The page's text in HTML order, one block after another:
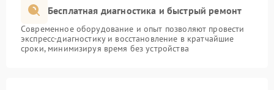
Бесплатная диагностика и быстрый ремонт
Современное оборудование и опыт позволяют провести
экспресс-диагностику и восстановление в кратчайшие
сроки, минимизируя время без устройства